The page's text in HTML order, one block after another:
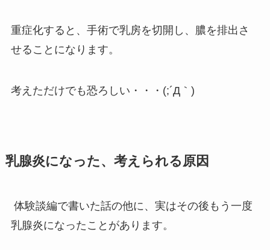
重症化すると、手術で乳房を切開し、膿を排出さ
せることになります。
考えただけでも恐ろしい・・・(;´Д｀)
乳腺炎になった、考えられる原因
体験談編で書いた話の他に、実はその後もう一度
乳腺炎になったことがあります。